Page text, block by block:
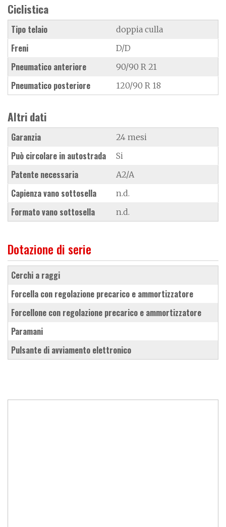
Ciclistica
Tipo telaio doppia culla
Freni D/D
Pneumatico anteriore 90/90 R 21
Pneumatico posteriore 120/90 R 18
Altri dati
Garanzia 24 mesi
Può circolare in autostrada Si
Patente necessaria A2/A
Capienza vano sottosella n.d.
Formato vano sottosella n.d.
Dotazione di serie
cerchi a raggi
forcella con regolazione precarico e ammortizzatore
forcellone con regolazione precarico e ammortizzatore
paramani
pulsante di avviamento elettronico